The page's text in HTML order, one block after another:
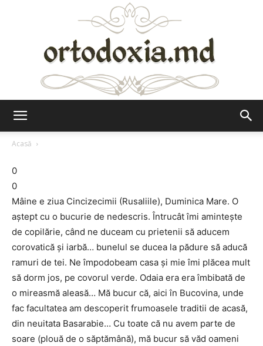
Acasă
0
0
Mâine e ziua Cincizecimii (Rusaliile), Duminica Mare. O
aștept cu o bucurie de nedescris. Întrucât îmi amintește
de copilărie, când ne duceam cu prietenii să aducem
corovatică și iarbă… bunelul se ducea la pădure să aducă
ramuri de tei. Ne împodobeam casa și mie îmi plăcea mult
să dorm jos, pe covorul verde. Odaia era era îmbibată de
o mireasmă aleasă… Mă bucur că, aici în Bucovina, unde
fac facultatea am descoperit frumoasele traditii de acasă,
din neuitata Basarabie… Cu toate că nu avem parte de
soare (plouă de o săptămână), mă bucur să văd oameni